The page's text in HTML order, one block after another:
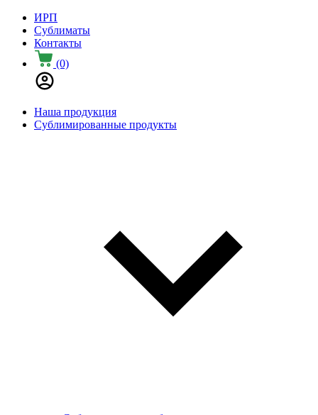
ИРП
Сублиматы
Контакты
(0)
Наша продукция
Сублимированные продукты